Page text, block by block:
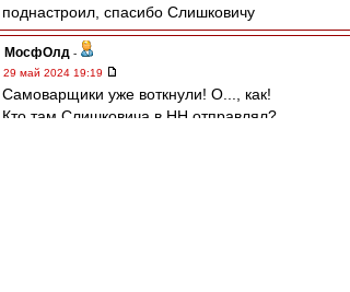
поднастроил, спасибо Слишковичу
МосфОлд -
29 май 2024 19:19
Самоварщики уже воткнули! О..., как!
Кто там Слишковича в НН отправлял?